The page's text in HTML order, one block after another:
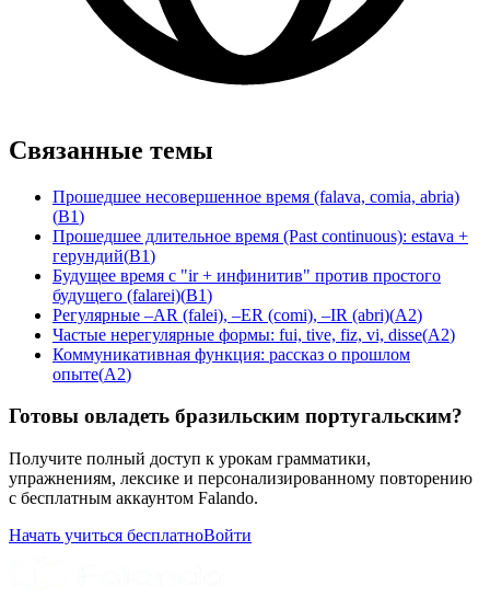
Связанные темы
Прошедшее несовершенное время (falava, comia, abria)
(B1)
Прошедшее длительное время (Past continuous): estava +
герундий(B1)
Будущее время с "ir + инфинитив" против простого
будущего (falarei)(B1)
Регулярные –AR (falei), –ER (comi), –IR (abri)(A2)
Частые нерегулярные формы: fui, tive, fiz, vi, disse(A2)
Коммуникативная функция: рассказ о прошлом
опыте(A2)
Готовы овладеть бразильским португальским?
Получите полный доступ к урокам грамматики,
упражнениям, лексике и персонализированному повторению
с бесплатным аккаунтом Falando.
Начать учиться бесплатноВойти